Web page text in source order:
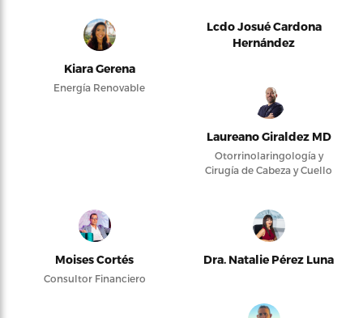
Kiara Gerena
Energía Renovable
Lcdo Josué Cardona
Hernández
Laureano Giraldez MD
Otorrinolaringología y
Cirugía de Cabeza y Cuello
Moises Cortés
Consultor Financiero
Dra. Natalie Pérez Luna